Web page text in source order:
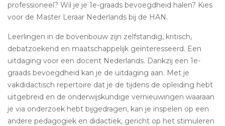
professioneel? Wil je je 1e-graads bevoegdheid halen? Kies
voor de Master Leraar Nederlands bij de HAN.
Leerlingen in de bovenbouw zijn zelfstandig, kritisch,
debatzoekend en maatschappelijk geïnteresseerd. Een
uitdaging voor een docent Nederlands. Dankzij een 1e-
graads bevoegdheid kan je de uitdaging aan. Met je
vakdidactisch repertoire dat je de tijdens de opleiding hebt
uitgebreid en de onderwijskundige vernieuwingen waaraan
je via onderzoek hebt bijgedragen, kan je inspelen op een
andere pedagogiek en didactiek, gericht op het stimuleren